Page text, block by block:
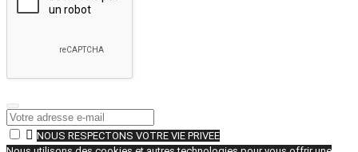
 NOUS RESPECTONS VOTRE VIE PRIVEE